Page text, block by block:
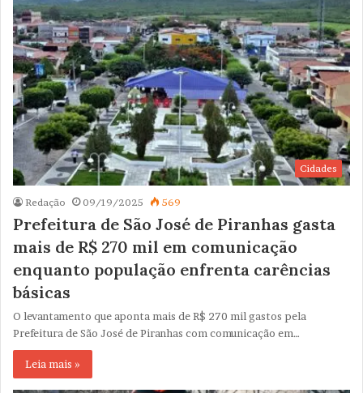
Cidades
Redação 09/19/2025 569
Prefeitura de São José de Piranhas gasta
mais de R$ 270 mil em comunicação
enquanto população enfrenta carências
básicas
O levantamento que aponta mais de R$ 270 mil gastos pela
Prefeitura de São José de Piranhas com comunicação em…
Leia mais »